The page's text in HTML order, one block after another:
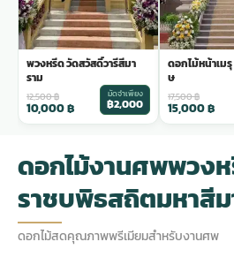
พวงหรีด วัดสวัสดิ์วารีสีมา
ราม
12,500฿
10,000฿
มัดจำเพียง
฿2,000
ดอกไม้หน้าเม
ษ
17,500฿
15,000฿
ดอกไม้งานศพพวง
ราชบพิธสถิตมหาสีม
ดอกไม้สดคุณภาพพรีเมียมสำหรับงานศพ